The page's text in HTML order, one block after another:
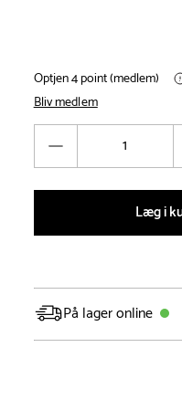
Optjen 4 point (medlem)
Bliv medlem
Læg i
På lager online